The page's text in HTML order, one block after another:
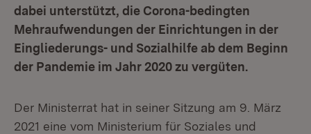
dabei unterstützt, die Corona-bedingten
Mehraufwendungen der Einrichtungen in der
Eingliederungs- und Sozialhilfe ab dem Beginn
der Pandemie im Jahr 2020 zu vergüten.
Der Ministerrat hat in seiner Sitzung am 9. März
2021 eine vom Ministerium für Soziales und